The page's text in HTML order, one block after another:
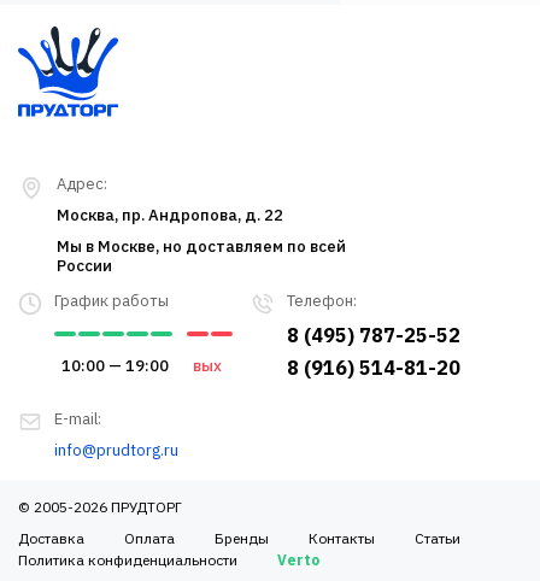
Телефон:
8 (495) 787-25-52
8 (916) 514-81-20
График работы
10:00 — 19:00 вых
E-mail:
info@prudtorg.ru
Адрес:
Москва, пр. Андропова, д. 22
Мы в Москве, но доставляем по всей
России
© 2005-2026 ПРУДТОРГ
Доставка
Оплата Бренды Контакты
Статьи
Политика конфиденциальности
Verto